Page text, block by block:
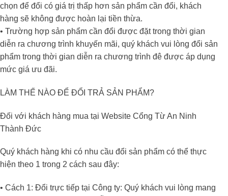
chọn để đổi có giá trị thấp hơn sản phẩm cần đổi, khách
hàng sẽ không được hoàn lại tiền thừa.
• Trường hợp sản phẩm cần đổi được đặt trong thời gian
diễn ra chương trình khuyến mãi, quý khách vui lòng đổi sản
phẩm trong thời gian diễn ra chương trình đê được áp dụng
mức giá ưu đãi.
LÀM THẾ NÀO ĐỂ ĐỔI TRẢ SẢN PHẨM?
Đối với khách hàng mua tại Website Cổng Từ An Ninh
Thành Đức
Quý khách hàng khi có nhu cầu đổi sản phẩm có thể thực
hiện theo 1 trong 2 cách sau đây:
• Cách 1: Đổi trực tiếp tại Công ty: Quý khách vui lòng mang